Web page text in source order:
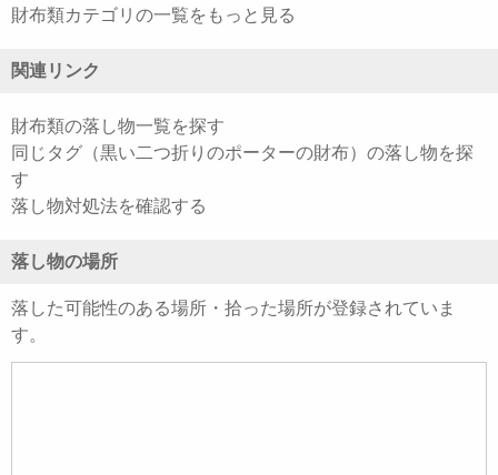
財布類カテゴリの一覧をもっと見る
関連リンク
財布類の落し物一覧を探す
同じタグ（黒い二つ折りのポーターの財布）の落し物を探
す
落し物対処法を確認する
落し物の場所
落した可能性のある場所・拾った場所が登録されていま
す。